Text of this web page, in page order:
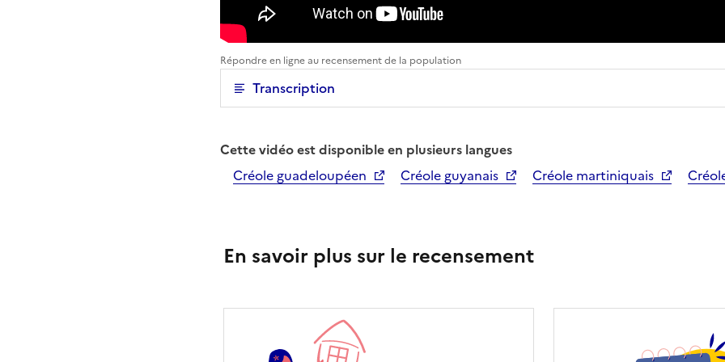
Répondre en ligne au recensement de la population
Transcription
Cette vidéo est disponible en plusieurs langues
Créole guadeloupéen
Créole guyanais Créole martiniquais
En savoir plus sur le recensement